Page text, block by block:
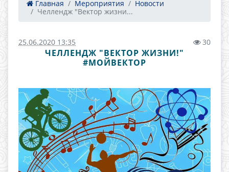
Главная Мероприятия
Новости
Челлендж "Вектор жизни...
25.06.2020 13:35 30
ЧЕЛЛЕНДЖ "ВЕКТОР ЖИЗНИ!"
#МОЙВЕКТОР